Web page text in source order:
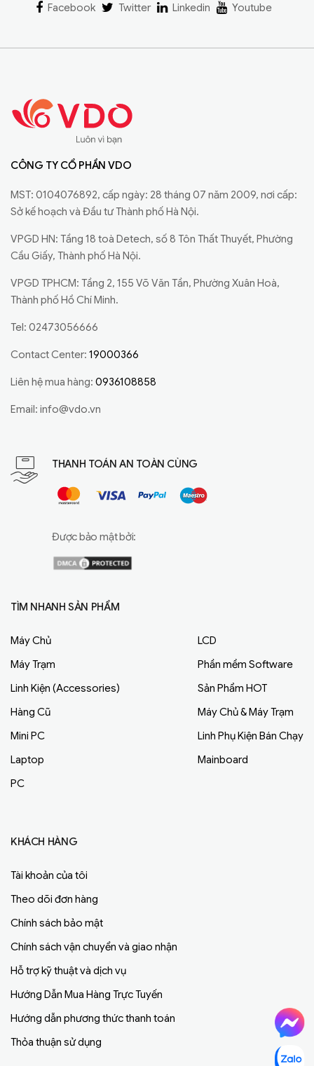
Facebook Twitter Linkedin Youtube
CÔNG TY CỔ PHẦN VDO
MST: 0104076892, cấp ngày: 28 tháng 07 năm 2009, nơi cấp:
Sở kế hoạch và Đầu tư Thành phố Hà Nội.
VPGD HN: Tầng 18 toà Detech, số 8 Tôn Thất Thuyết, Phường
Cầu Giấy, Thành phố Hà Nội.
VPGD TPHCM: Tầng 2, 155 Võ Văn Tần, Phường Xuân Hoà,
Thành phố Hồ Chí Minh.
Tel: 02473056666
Contact Center: 19000366
Liên hệ mua hàng: 0936108858
Email: info@vdo.vn
THANH TOÁN AN TOÀN CÙNG
Được bảo mật bởi:
TÌM NHANH SẢN PHẨM
Máy Chủ
Máy Trạm
Linh Kiện (Accessories)
Hàng Cũ
Mini PC
Laptop
PC
LCD
Phần mềm Software
Sản Phẩm HOT
Máy Chủ & Máy Trạm
Linh Phụ Kiện Bán Chạy
Mainboard
KHÁCH HÀNG
Tài khoản của tôi
Theo dõi đơn hàng
Chính sách bảo mật
Chính sách vận chuyển và giao nhận
Hỗ trợ kỹ thuật và dịch vụ
Hướng Dẫn Mua Hàng Trực Tuyến
Hướng dẫn phương thức thanh toán
Thỏa thuận sử dụng